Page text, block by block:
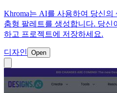
Khroma는 AI를 사용하여 당신
춤형 팔레트를 생성합니다. 당신
하고 프로젝트에 저장하세요.
디자인 Open